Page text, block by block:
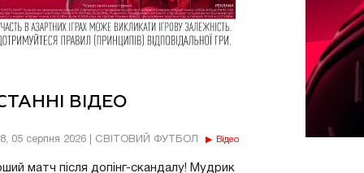
ВІДЕО
05 серпня 2026 | СВІТОВИЙ ФУТБОЛ Відео
матч після допінг-скандалу! Мудрик